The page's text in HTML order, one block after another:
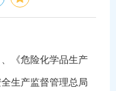
《危险化学品生产
生产监督管理总局